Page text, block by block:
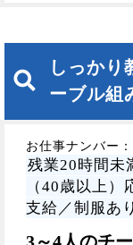
しっかり
ーブル組
お仕事ナンバー
残業20時間未
（40歳以上
支給／制服あ